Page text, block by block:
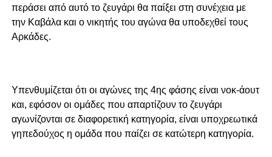
περάσει από αυτό το ζευγάρι θα παίξει στη συνέχεια με
την Καβάλα και ο νικητής του αγώνα θα υποδεχθεί τους
Αρκάδες.
Υπενθυμίζεται ότι οι αγώνες της 4ης φάσης είναι νοκ-άουτ
και, εφόσον οι ομάδες που απαρτίζουν το ζευγάρι
αγωνίζονται σε διαφορετική κατηγορία, είναι υποχρεωτικά
γηπεδούχος η ομάδα που παίζει σε κατώτερη κατηγορία.